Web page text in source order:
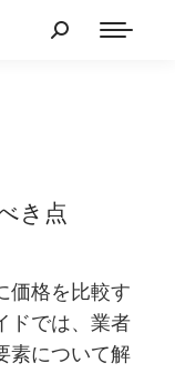
き点
価格を比較す
ドでは、業者
素について解